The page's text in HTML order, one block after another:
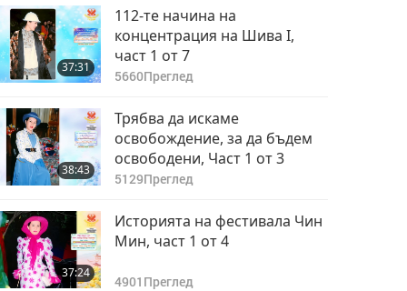
37:31
112-те начина на
концентрация на Шива I,
част 1 от 7
5660Преглед
38:43
Трябва да искаме
освобождение, за да бъдем
освободени, Част 1 от 3
5129Преглед
37:24
Историята на фестивала Чин
Мин, част 1 от 4
4901 Преглед